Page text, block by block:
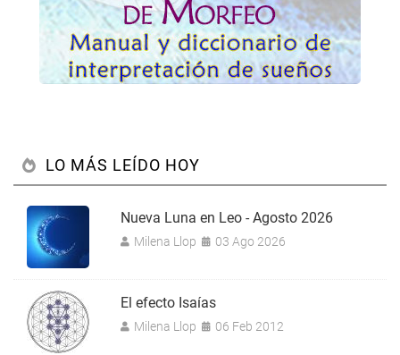
LO MÁS LEÍDO HOY
Nueva Luna en Leo - Agosto 2026
Milena Llop 03 Ago 2026
El efecto Isaías
Milena Llop 06 Feb 2012